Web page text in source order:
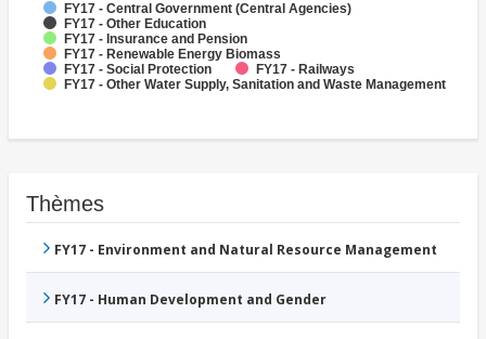
FY17 - Central Government (Central Agencies)
FY17 - Other Education
FY17 - Insurance and Pension
FY17 - Renewable Energy Biomass
FY17 - Social Protection
FY17 - Railways
FY17 - Other Water Supply, Sanitation and Waste Management
Thèmes
FY17 - Environment and Natural Resource Management
FY17 - Human Development and Gender